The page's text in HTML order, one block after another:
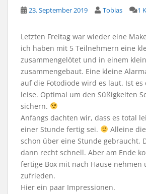
23. September 2019 Tobias 1
Letzten Freitag war wieder eine
ich haben mit 5 Teilnehmern eine
zusammengelötet und in einem
zusammengebaut. Eine kleine
auf die Fotodiode wird es laut. Ist
leise. Optimal um den Süßigkeiten
sichern.
Anfangs dachten wir, dass es total
einer Stunde fertig sei.
Alleine
schon über eine Stunde gebraucht.
dann recht schnell. Aber am Ende
fertige Box mit nach Hause nehmen
zufrieden.
Hier ein paar Impressionen.